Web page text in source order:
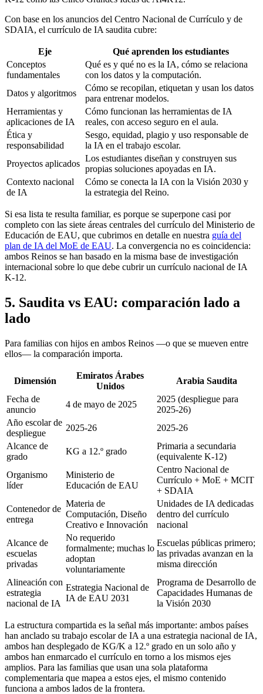
Con base en los anuncios del Centro Nacional de Currículo y de
SDAIA, el currículo de IA saudita cubre:
Eje
Qué aprenden los estudiantes
Conceptos
fundamentales
Qué es y qué no es la IA, cómo se relaciona
con los datos y la computación.
Datos y algoritmos
Cómo se recopilan, etiquetan y usan los datos
para entrenar modelos.
Herramientas y
aplicaciones de IA
Cómo funcionan las herramientas de IA
reales, con acceso seguro en el aula.
Ética y
responsabilidad
Sesgo, equidad, plagio y uso responsable de
la IA en el trabajo escolar.
Proyectos aplicados
Los estudiantes diseñan y construyen sus
propias soluciones apoyadas en IA.
Contexto nacional
de IA
Cómo se conecta la IA con la Visión 2030 y
la estrategia del Reino.
Si esa lista te resulta familiar, es porque se superpone casi por
completo con las siete áreas centrales del currículo del Ministerio de
Educación de EAU, que cubrimos en detalle en nuestra guía del
plan de IA del MoE de EAU. La convergencia no es coincidencia:
ambos Reinos se han basado en la misma base de investigación
internacional sobre lo que debe cubrir un currículo nacional de IA
K-12.
5. Saudita vs EAU: comparación lado a
lado
Para familias con hijos en ambos Reinos —o que se mueven entre
ellos— la comparación importa.
Dimensión
Emiratos Árabes
Unidos
Arabia Saudita
Fecha de
anuncio
4 de mayo de 2025
2025 (despliegue para
2025-26)
Año escolar de
despliegue
2025-26
2025-26
Alcance de
grado
KG a 12.º grado
Primaria a secundaria
(equivalente K-12)
Organismo
líder
Ministerio de
Educación de EAU
Centro Nacional de
Currículo + MoE + MCIT
+ SDAIA
Contenedor de
entrega
Materia de
Computación, Diseño
Creativo e Innovación
Unidades de IA dedicadas
dentro del currículo
nacional
Alcance de
escuelas
privadas
No requerido
formalmente; muchas lo
adoptan
voluntariamente
Escuelas públicas primero;
las privadas avanzan en la
misma dirección
Alineación con
estrategia
nacional de IA
Estrategia Nacional de
IA de EAU 2031
Programa de Desarrollo de
Capacidades Humanas de
la Visión 2030
La estructura compartida es la señal más importante: ambos países
han anclado su trabajo escolar de IA a una estrategia nacional de IA,
ambos han desplegado de KG/K a 12.º grado en un solo año y
ambos han enmarcado el currículo en torno a los mismos ejes
amplios. Para las familias que usan una sola plataforma
complementaria que mapea a estos ejes, el mismo contenido
funciona a ambos lados de la frontera.